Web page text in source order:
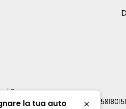
S.p.a.
810796 | P.IVA e C.F.
la tua auto